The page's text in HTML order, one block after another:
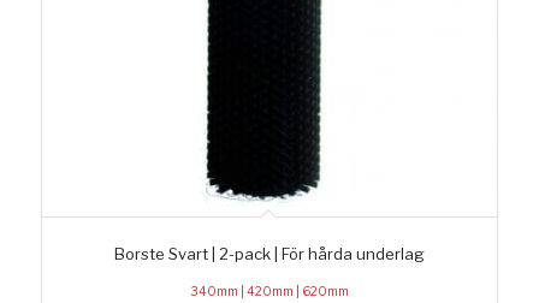
Borste Svart | 2-pack | För hårda underlag
340mm | 420mm | 620mm